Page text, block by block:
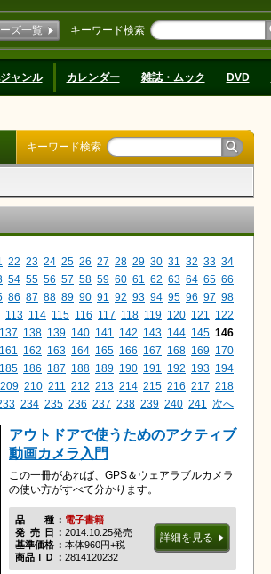
キーワード検索
ズ一覧
ャンル カレンダー 雑誌・ムック DVD
キーワード検索
22 23 24 25 26 27 28 29 30 31 32 33 34
54 55 56 57 58 59 60 61 62 63 64 65 66
86 87 88 89 90 91 92 93 94 95 96 97 98
113 114 115 116 117 118 119 120 121
122
137 138 139 140 141 142 143 144 145 146
161 162 163 164 165 166 167 168 169 170
185 186 187 188 189 190 191 192 193 194
209 210 211 212 213 214 215 216 217 218
234 235 236 237 238 239 240 241 次へ
アウトドアで使うためのアクティブ
動画カメラ入門
この一冊があれば、GPS＆ウェアラブルカメラ
の使い方がすべて分かります。
品種電子書籍
発売日 2014.10.25発売
基準価格
本体960円+税
商品ＩＤ
2814120232
詳細を見る